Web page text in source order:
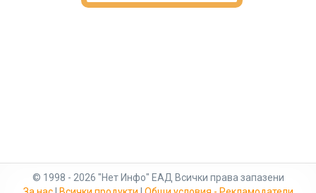
© 1998 - 2026 "Нет Инфо" ЕАД Всички права запазени